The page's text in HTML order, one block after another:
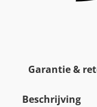
Garantie &
Beschrijving